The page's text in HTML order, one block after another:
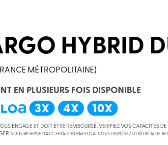
HYBRID
MÉTROPOLITAINE)
EN PLUSIEURS FOIS DISPONIBLE
ENGAGE ET DOIT ÊTRE REMBOURSÉ. VÉRIFIEZ VOS CAPACITÉS
SOUS RÉSERVE D’ACCEPTATION PAR FLOA. VOUS DISPOSEZ D’UN DÉLAI DE